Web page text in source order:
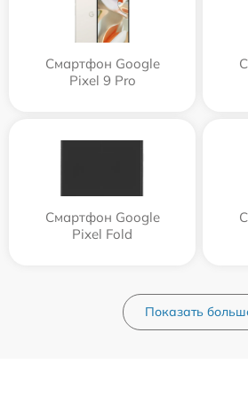
Смартфон Google
Pixel 9 Pro
Смартфон Google
Pixel Fold
Показать